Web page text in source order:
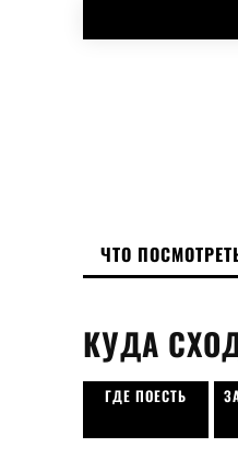
ЧТО
КУДА
ГДЕ ПОЕСТЬ